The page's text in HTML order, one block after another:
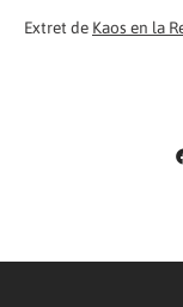
Extret de Kaos en la